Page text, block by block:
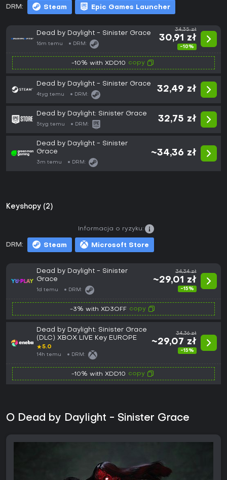
DRM: Steam Epic Games Launcher
Dead by Daylight - Sinister Grace
16m temu DRM:
34,35 zł
30,91 zł
-10%
-10% with XDD10 copy
Dead by Daylight - Sinister Grace
4tyg temu DRM:
32,49 zł
Dead by Daylight: Sinister Grace
5tyg temu DRM:
32,75 zł
Dead by Daylight - Sinister
Grace
3m temu DRM:
~34,36 zł
Keyshopy (2)
DRM: Steam Microsoft Store
Informacja o ryzyku:
Dead by Daylight - Sinister
Grace
1d temu DRM:
34,34 zł
~29,01 zł
-15%
-3% with XD3OFF copy
Dead by Daylight: Sinister Grace
(DLC) XBOX LIVE Key EUROPE
★5.0
14h temu DRM:
34,36 zł
~29,07 zł
-15%
-10% with XDD10 copy
O Dead by Daylight - Sinister Grace